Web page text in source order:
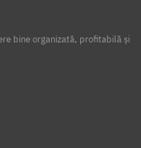
bine organizată, profitabilă și